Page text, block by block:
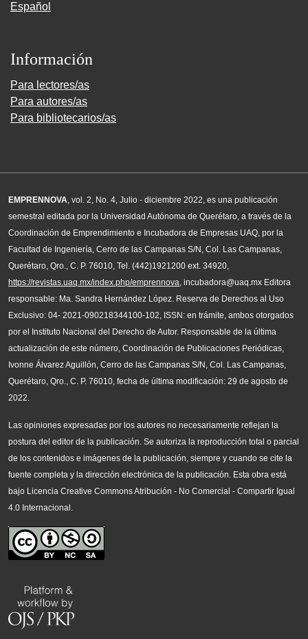
Español
Información
Para lectores/as
Para autores/as
Para bibliotecarios/as
EMPRENNOVA, vol. 2, No. 4, Julio - diciembre 2022, es una publicación
semestral editada por la Universidad Autónoma de Querétaro, a través de la
Coordinación de Emprendimiento e Incubadora de Empresas UAQ, por la
Facultad de Ingeniería, Cerro de las Campanas S/N, Col. Las Campanas,
Querétaro, Qro., C. P. 76010, Tel. (442)1921200 ext. 34920,
https://revistas.uaq.mx/index.php/emprennova, incubadora@uaq.mx Editora
responsable: Ma. Sandra Hernández López. Reserva de Derechos al Uso
Exclusivo: 04- 2021-090218344100-102, ISSN: en trámite, ambos otorgados
por el Instituto Nacional del Derecho de Autor. Responsable de la última
actualización de este número, Coordinación de Publicaciones Periódicas,
Ivonne Álvarez Aguillón, Cerro de las Campanas S/N, Col. Las Campanas,
Querétaro, Qro., C. P. 76010, fecha de última modificación: 29 de agosto de
2022.
Las opiniones expresadas por los autores no necesariamente reflejan la
postura del editor de la publicación. Se autoriza la reproducción total o parcial
de los contenidos e imágenes de la publicación, siempre y cuando se cite la
fuente completa y la dirección electrónica de la publicación. Esta obra está
bajo Licencia Creative Commons Atribución - No Comercial - Compartir Igual
4.0 Internacional.